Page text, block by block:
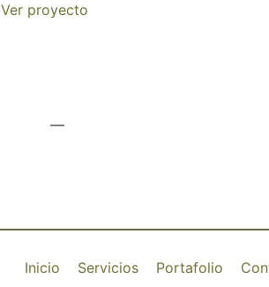
Ver proyecto
—
Inicio Servicios Portafolio